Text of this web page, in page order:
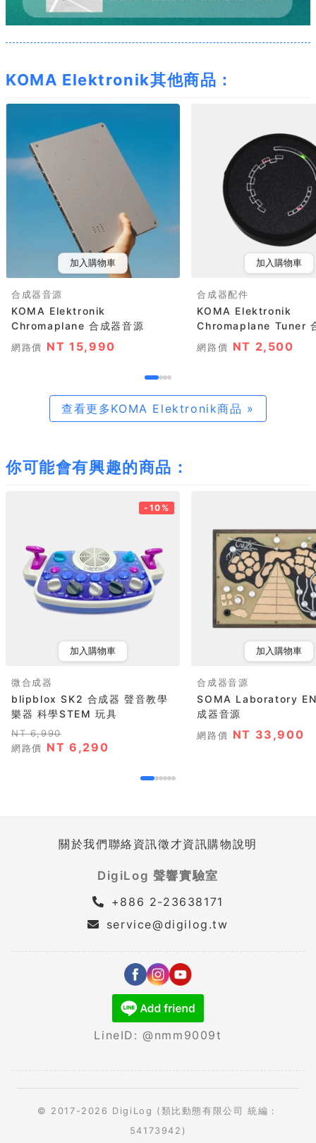
KOMA Elektronik其他商品：
加入購物車
合成器音源
KOMA Elektronik
Chromaplane 合成器音源
網路價 NT 15,990
加入購物車
合成器配件
KOMA Elektronik
Chromaplane Tuner
網路價 NT 2,500
查看更多KOMA Elektronik商品 »
你可能會有興趣的商品：
-10%
加入購物車
微合成器
blipblox SK2 合成器 聲音教學
樂器 科學STEM 玩具
NT 6,990
網路價 NT 6,290
加入購物車
合成器音源
SOMA Laboratory
成器音源
網路價 NT 33,900
關於我們聯絡資訊徵才資訊購物說明
DigiLog 聲響實驗室
+886 2-23638171
service@digilog.tw
LineID: @nmm9009t
© 2017-2026 DigiLog (類比動態有限公司 統編：
54173942)